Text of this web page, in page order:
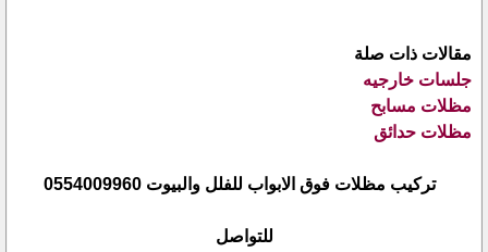
مقالات ذات صلة
جلسات خارجيه
مظلات مسابح
مظلات حدائق
تركيب مظلات فوق الابواب للفلل والبيوت 0554009960
للتواصل